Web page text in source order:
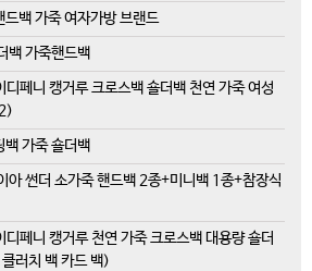
백 가죽 여자가방 브랜드
백 가죽핸드백
페니 캥거루 크로스백 숄더백 천연 가죽 여성
가죽 숄더백
아 썬더 소가죽 핸드백 2종+미니백 1종+참장식
페니 캥거루 천연 가죽 크로스백 대용량 숄더
러치 백 카드 백)